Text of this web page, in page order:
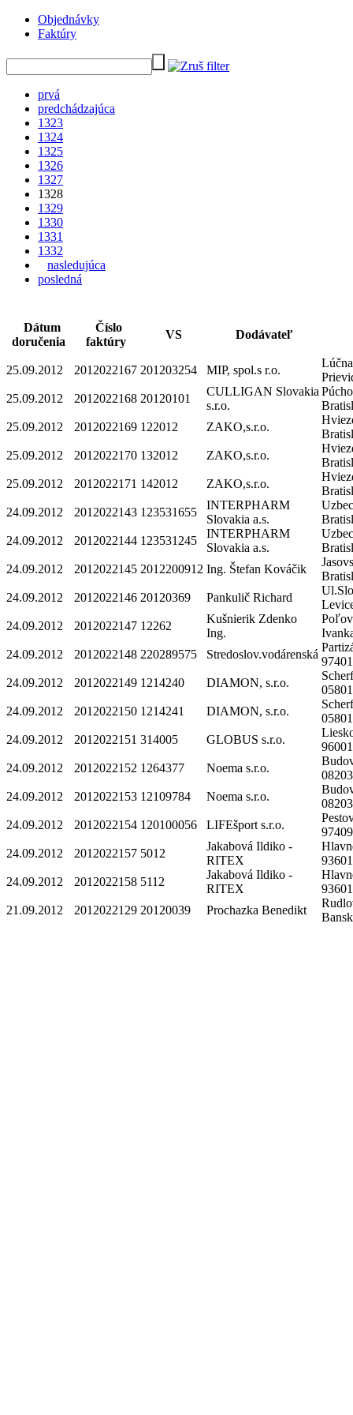
Objednávky
Faktúry
prvá
predchádzajúca
1323
1324
1325
1326
1327
1328
1329
1330
1331
1332
nasledujúca
posledná
Dátum
doručenia
Číslo
faktúry
VS Dodávateľ
25.09.2012 2012022167 201203254 MIP, spol.s r.o.
25.09.2012
2012022168 20120101
CULLIGAN Slovakia
s.r.o.
25.09.2012
2012022169 122012 ZAKO,s.r.o.
25.09.2012
2012022170 132012 ZAKO,s.r.o.
25.09.2012
2012022171 142012 ZAKO,s.r.o.
24.09.2012
2012022143 123531655
INTERPHARM
Slovakia a.s.
24.09.2012
2012022144 123531245
INTERPHARM
Slovakia a.s.
24.09.2012
2012022145 2012200912 Ing. Štefan Kováčik
24.09.2012
2012022146 20120369 Pankulič Richard
24.09.2012
2012022147 12262
Kušnierik Zdenko
Ing.
24.09.2012
2012022148 220289575 Stredoslov.vodárenská
24.09.2012
2012022149 1214240 DIAMON, s.r.o.
24.09.2012
2012022150 1214241 DIAMON, s.r.o.
24.09.2012
2012022151 314005 GLOBUS s.r.o.
24.09.2012
2012022152 1264377 Noema s.r.o.
24.09.2012
2012022153 12109784 Noema s.r.o.
24.09.2012
2012022154 120100056 LIFEšport s.r.o.
24.09.2012
2012022157 5012
Jakabová Ildiko -
RITEX
24.09.2012
2012022158 5112
Jakabová Ildiko -
RITEX
21.09.2012
2012022129 20120039 Prochazka Benedikt